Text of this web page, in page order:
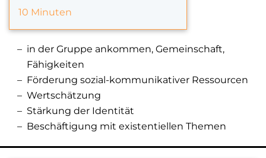
in der Gruppe ankommen, Gemeinschaft,
Fähigkeiten
Förderung sozial-kommunikativer Ressourcen
Wertschätzung
Stärkung der Identität
Beschäftigung mit existentiellen Themen
10 Minuten